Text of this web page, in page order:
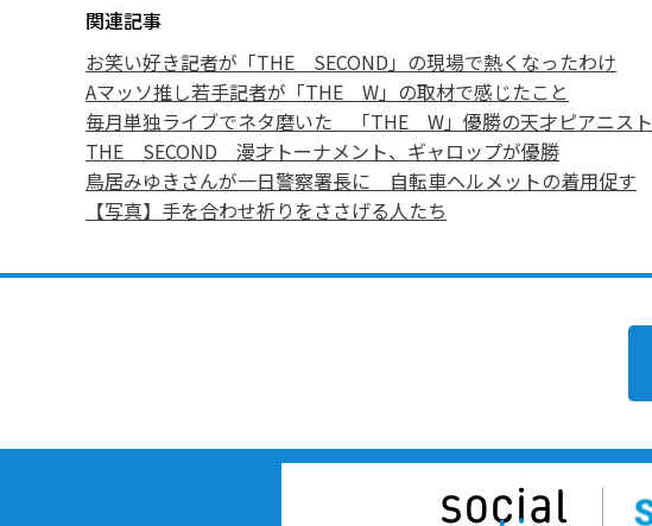
関連記事
お笑い好き記者が「THE SECOND」の現場で熱くなったわけ
Aマッソ推し若手記者が「THE W」の取材で感じたこと
毎月単独ライブでネタ磨いた 「THE W」優勝の天才ピアニスト
THE SECOND 漫才トーナメント、ギャロップが優勝
鳥居みゆきさんが一日警察署長に 自転車ヘルメットの着用促す
【写真】手を合わせ祈りをささげる人たち